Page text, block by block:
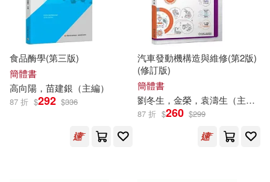
ビッグモーカル(119)
百里龍蝦(115)
李繼勇（主編）(114)
世界圖書出版公司北京公司(1648)
上海外語教育出版社(1647)
四川大學出版社(1635)
中國紡織出版社(1629)
食品酶學(第三版)
簡體書
高向陽，苗建銀（主編）
87 折 $292 $336
汽車發動機構造與維修(第2版)
(修訂版)
簡體書
劉冬生，金榮，袁濤生（主編
87 折 $260 $299